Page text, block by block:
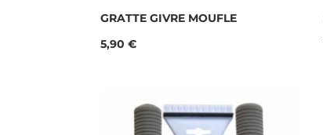
GRATTE GIVRE MOUFLE
Prix
5,90 €